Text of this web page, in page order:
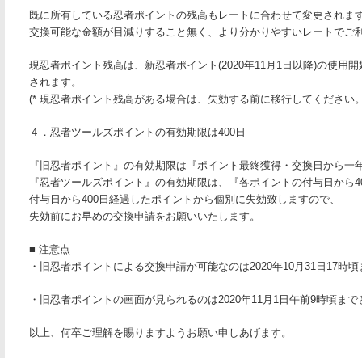
既に所有している忍者ポイントの残高もレートに合わせて変更されま
交換可能な金額が目減りすること無く、より分かりやすいレートでご
現忍者ポイント残高は、新忍者ポイント(2020年11月1日以降)の使用
されます。
(* 現忍者ポイント残高がある場合は、失効する前に移行してください
４．忍者ツールズポイントの有効期限は400日
『旧忍者ポイント』の有効期限は『ポイント最終獲得・交換日から一
『忍者ツールズポイント』の有効期限は、『各ポイントの付与日から
付与日から400日経過したポイントから個別に失効致しますので、
失効前にお早めの交換申請をお願いいたします。
■ 注意点
・旧忍者ポイントによる交換申請が可能なのは2020年10月31日17時頃
・旧忍者ポイントの画面が見られるのは2020年11月1日午前9時頃まで
以上、何卒ご理解を賜りますようお願い申しあげます。